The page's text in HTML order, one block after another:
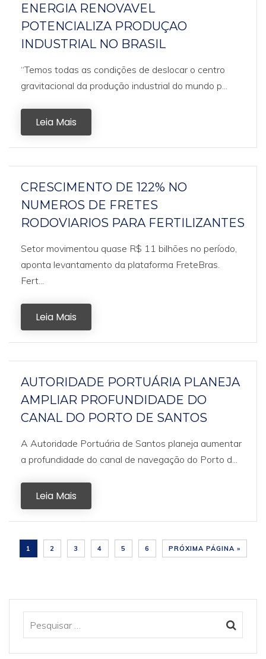
ENERGIA RENOVAVEL
POTENCIALIZA PRODUÇAO
INDUSTRIAL NO BRASIL
“Temos todas as condições de deslocar o centro
gravitacional da produção industrial do mundo p...
Leia Mais
CRESCIMENTO DE 122% NO
NUMEROS DE FRETES
RODOVIARIOS PARA FERTILIZANTES
Setor movimentou quase R$ 11 bilhões no período,
aponta levantamento da plataforma FreteBras.
Fert...
Leia Mais
AUTORIDADE PORTUÁRIA PLANEJA
AMPLIAR PROFUNDIDADE DO
CANAL DO PORTO DE SANTOS
A Autoridade Portuária de Santos planeja aumentar
a profundidade do canal de navegação do Porto d...
Leia Mais
1 2 3 4 5 6 PRÓXIMA PÁGINA »